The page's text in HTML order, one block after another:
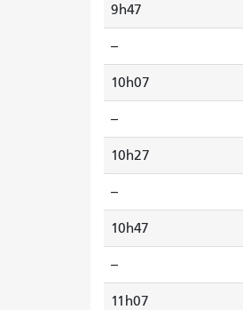
9h47
--
10h07
--
10h27
--
10h47
--
11h07